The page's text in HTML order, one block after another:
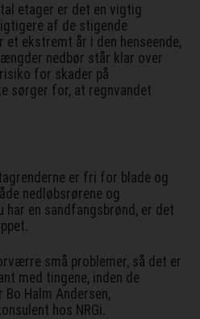
etager er det en vigtig
af de stigende
ekstremt år i den henseende,
nedbør står klar over
for skader på
sørger for, at regnvandet
er fri for blade og
nedløbsrørene og
har en sandfangsbrønd, er det
små problemer, så det er
med tingene, inden de
Halm Andersen,
hos NRGi.